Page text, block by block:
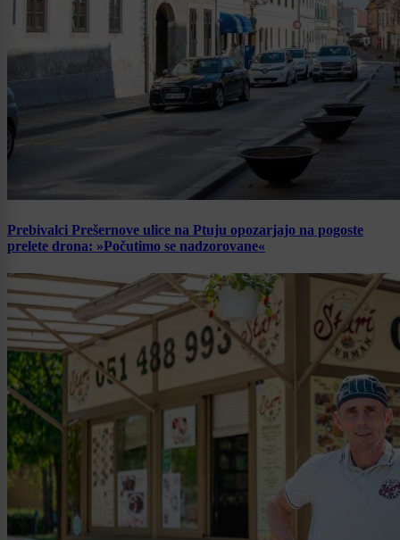
Prebivalci Prešernove ulice na Ptuju opozarjajo na pogoste
prelete drona: »Počutimo se nadzorovane«